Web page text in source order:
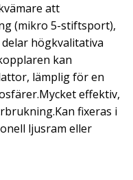
att
(mikro 5-stiftsport),
högkvalitativa
kan
lämplig för en
effektiv,
fixeras i
ljusram eller